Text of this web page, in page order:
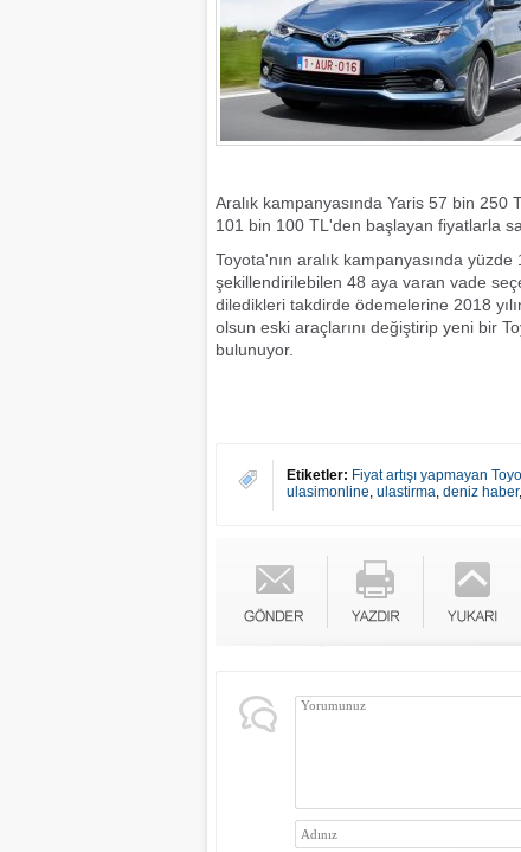
Aralık kampanyasında Yaris 57 bin
101 bin 100 TL'den başlayan fiyatlarla
Toyota'nın aralık kampanyasında
şekillendirilebilen 48 aya varan vade
diledikleri takdirde ödemelerine 2018
olsun eski araçlarını değiştirip yeni bir
bulunuyor.
Etiketler: Fiyat artışı yapmayan
ulasimonline, ulastirma, deniz haber,